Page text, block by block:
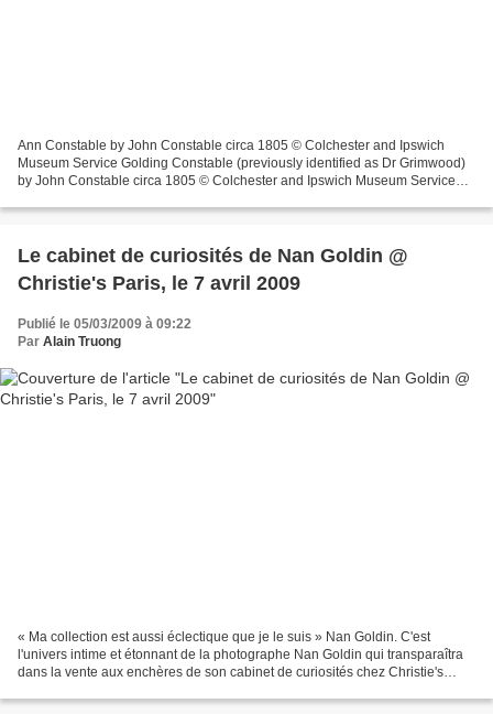
Ann Constable by John Constable circa 1805 © Colchester and Ipswich
Museum Service Golding Constable (previously identified as Dr Grimwood)
by John Constable circa 1805 © Colchester and Ipswich Museum Service
Le cabinet de curiosités de Nan Goldin @
Christie's Paris, le 7 avril 2009
Publié le 05/03/2009 à 09:22
Par Alain Truong
« Ma collection est aussi éclectique que je le suis » Nan Goldin. C'est
l'univers intime et étonnant de la photographe Nan Goldin qui transparaîtra
dans la vente aux enchères de son cabinet de curiosités chez Christie's